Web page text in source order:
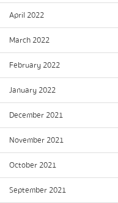
April 2022
March 2022
February 2022
January 2022
December 2021
November 2021
October 2021
September 2021